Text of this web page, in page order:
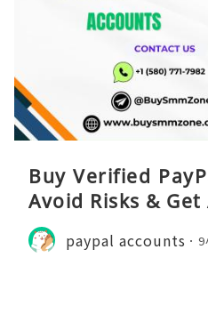
Buy Verified
Avoid Risks &
paypal accounts 9